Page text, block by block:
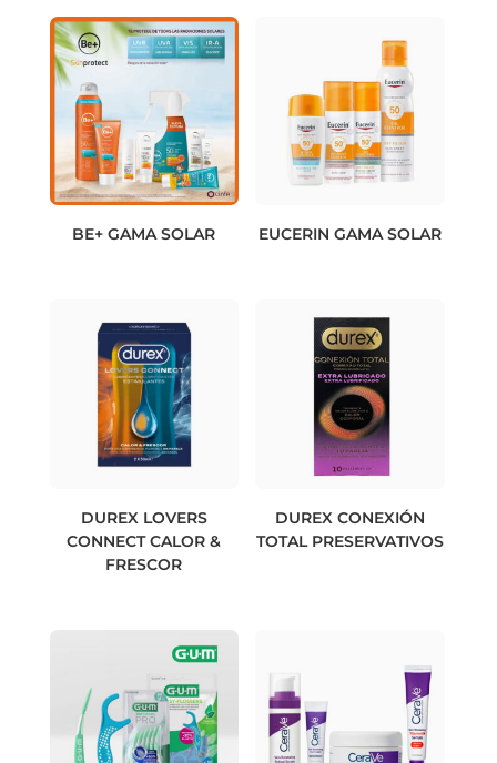
BE+ GAMA SOLAR EUCERIN GAMA SOLAR
DUREX LOVERS
CONNECT CALOR &
FRESCOR
DUREX CONEXIÓN
TOTAL PRESERVATIVOS